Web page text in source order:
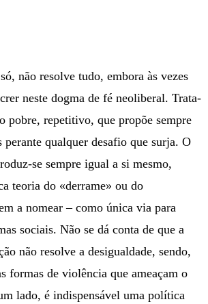
não resolve tudo, embora às vezes
neste dogma de fé neoliberal. Trata-
pobre, repetitivo, que propõe sempre
perante qualquer desafio que surja. O
se sempre igual a si mesmo,
teoria do «derrame» ou do
a nomear – como única via para
sociais. Não se dá conta de que a
não resolve a desigualdade, sendo,
formas de violência que ameaçam o
lado, é indispensável uma política